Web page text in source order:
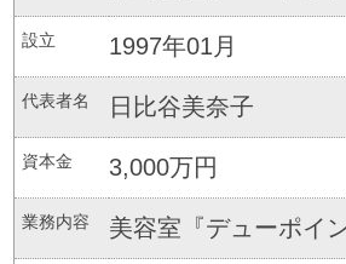
設立 1997年01月
代表者名 日比谷美奈子
資本金 3,000万円
業務内容 美容室『デューポイ